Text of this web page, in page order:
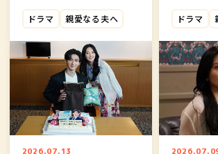
ドラマ 親愛なる夫へ
の驚き
ドラマ
2026.07.13